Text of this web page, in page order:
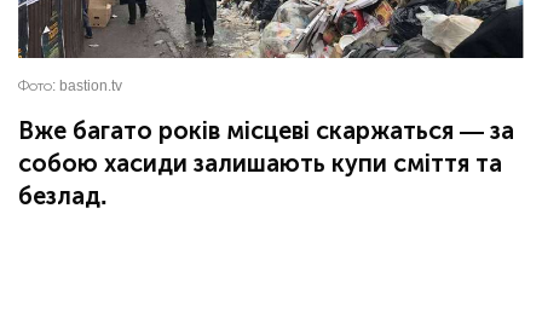
Фото: bastion.tv
Вже багато років місцеві скаржаться — за
собою хасиди залишають купи сміття та
безлад.